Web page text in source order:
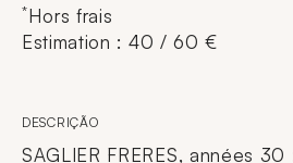
*Hors frais
Estimation : 40 / 60 €
DESCRIÇÃO
SAGLIER FRERES, années